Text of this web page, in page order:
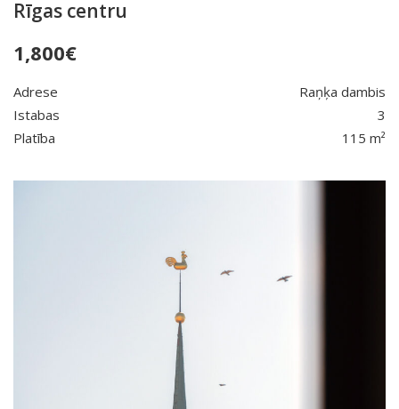
Rīgas centru
1,800€
Adrese
Raņķa dambis
Istabas
3
Platība
115 m²